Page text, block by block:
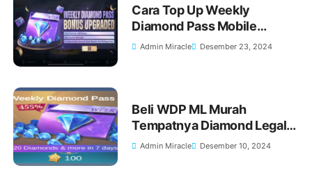
Cara Top Up Weekly
Diamond Pass Mobile
Legends Termurah, Aman,
Admin Miracle Desember 23, 2024
Beli WDP ML Murah
Tempatnya Diamond Legal
Termurah dan Terpercaya
Admin Miracle Desember 10, 2024